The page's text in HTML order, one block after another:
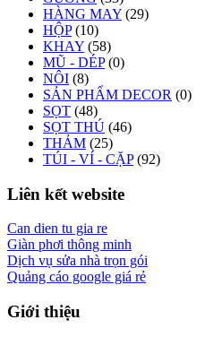
HÀNG MAY (29)
HỘP (10)
KHAY (58)
MŨ - DÉP (0)
NÔI (8)
SẢN PHẨM DECOR (0)
SỌT (48)
SỌT THÚ (46)
THẢM (25)
TÚI - VÍ - CẶP (92)
Liên kết website
Can dien tu gia re
Giàn phơi thông minh
Dịch vụ sửa nhà trọn gói
Quảng cáo google giá rẻ
Giới thiệu